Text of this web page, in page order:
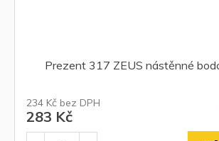
Prezent 317 ZEUS nástěnné
234 Kč bez DPH
283 Kč